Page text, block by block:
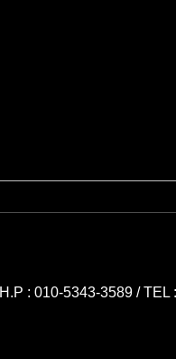
H.P : 010-5343-3589 /